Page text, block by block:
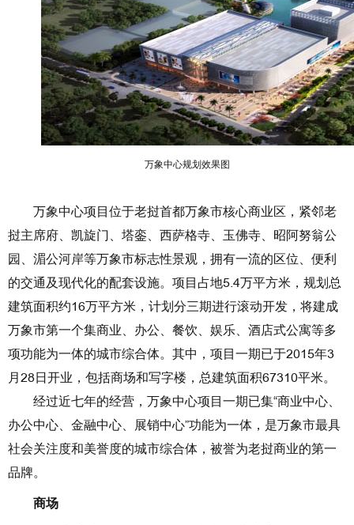
万象中心规划效果图
万象中心项目位于老挝首都万象市核心商业区，紧邻老
挝主席府、凯旋门、塔銮、西萨格寺、玉佛寺、昭阿努翁公
园、湄公河岸等万象市标志性景观，拥有一流的区位、便利
的交通及现代化的配套设施。项目占地5.4万平方米，规划总
建筑面积约16万平方米，计划分三期进行滚动开发，将建成
万象市第一个集商业、办公、餐饮、娱乐、酒店式公寓等多
项功能为一体的城市综合体。其中，项目一期已于2015年3
月28日开业，包括商场和写字楼，总建筑面积67310平米。
经过近七年的经营，万象中心项目一期已集“商业中心、
办公中心、金融中心、展销中心”功能为一体，是万象市最具
社会关注度和美誉度的城市综合体，被誉为老挝商业的第一
品牌。
商场